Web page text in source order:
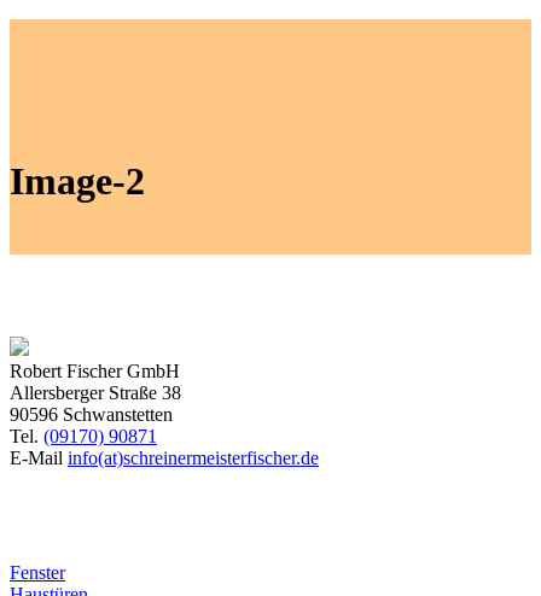
Image-2
Robert Fischer GmbH
Allersberger Straße 38
90596 Schwanstetten
Tel. (09170) 90871
E-Mail info(at)schreinermeisterfischer.de
Fenster